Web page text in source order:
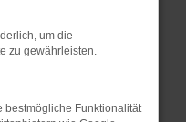
Seiten
Seite in einem
privaten
um die
zu gewährleisten.
bestmögliche Funktionalität